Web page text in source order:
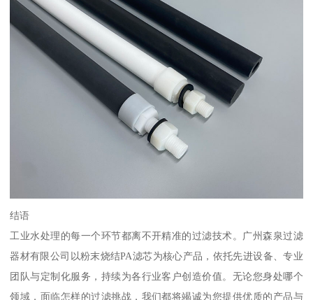
结语
工业水处理的每一个环节都离不开精准的过滤技术。广州森泉过滤
器材有限公司以粉末烧结PA滤芯为核心产品，依托先进设备、专业
团队与定制化服务，持续为各行业客户创造价值。无论您身处哪个
领域，面临怎样的过滤挑战，我们都将竭诚为您提供优质的产品与